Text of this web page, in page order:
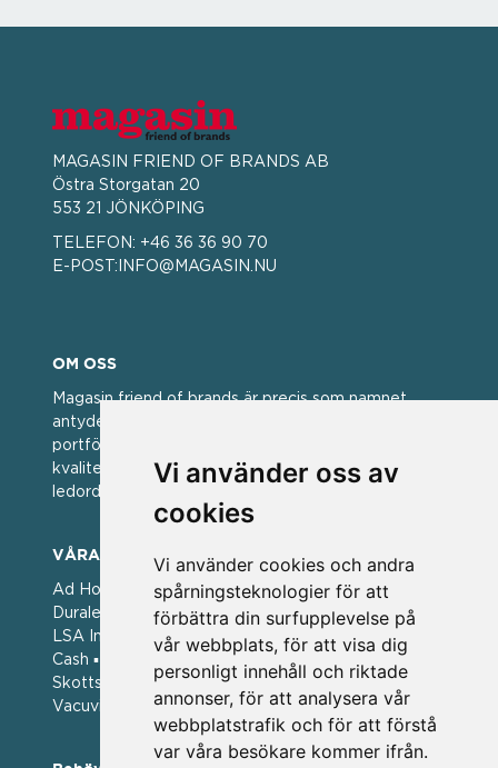
Vi använder oss av
cookies
Vi använder cookies och andra
spårningsteknologier för att
förbättra din surfupplevelse på
vår webbplats, för att visa dig
personligt innehåll och riktade
annonser, för att analysera vår
webbplatstrafik och för att förstå
var våra besökare kommer ifrån.
MAGASIN FRIEND OF BRANDS AB
Östra Storgatan 20
553 21 JÖNKÖPING
TELEFON: +46 36 36 90 70
E-POST: INFO@MAGASIN.NU
OM OSS
Magasin friend of brands är precis som namnet
antyder; en vän av varumärken. Vi har idag en stor
portfölj med välkända varumärken med hög
kvalitet. För oss har kvalitet alltid varit ett av
ledorden och som styrt vår verksamhet.
VÅRA VARUMÄRKEN
Ad Hoc ▪ Bialetti ▪ Cole & Mason ▪ Caps Me ▪
Duralex ▪ Forged ▪ G3 Ferrari ▪ Ken Hom ▪ Kilner ▪
LSA International ▪ Laguiole Style de Vie ▪ Mason
Cash ▪ Pintinox ▪ Plate-it ▪ Price and Kengsington ▪
Skottsberg ▪ Scandinavian Home ▪ Style de Vie ▪
Vacuvin ▪ Viners ▪ Zack ▪ Zyliss